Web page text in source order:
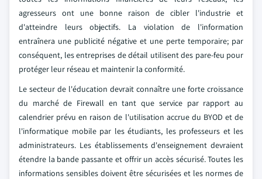
agresseurs ont une bonne raison de cibler l'industrie et
d'atteindre leurs objectifs. La violation de l'information
entraînera une publicité négative et une perte temporaire; par
conséquent, les entreprises de détail utilisent des pare-feu pour
protéger leur réseau et maintenir la conformité.
Le secteur de l'éducation devrait connaître une forte croissance
du marché de Firewall en tant que service par rapport au
calendrier prévu en raison de l'utilisation accrue du BYOD et de
l'informatique mobile par les étudiants, les professeurs et les
administrateurs. Les établissements d'enseignement devraient
étendre la bande passante et offrir un accès sécurisé. Toutes les
informations sensibles doivent être sécurisées et les normes de